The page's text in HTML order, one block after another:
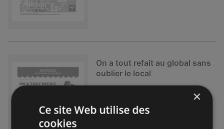
On a tout refait au global sans
oublier le local
catalogue indisponible
×
Ce site Web utilise des
cookies